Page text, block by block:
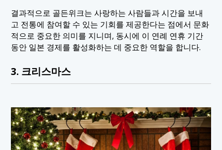
결과적으로 골든위크는 사랑하는 사람들과 시간을 보내
고 전통에 참여할 수 있는 기회를 제공한다는 점에서 문화
적으로 중요한 의미를 지니며, 동시에 이 연례 연휴 기간
동안 일본 경제를 활성화하는 데 중요한 역할을 합니다.
3. 크리스마스